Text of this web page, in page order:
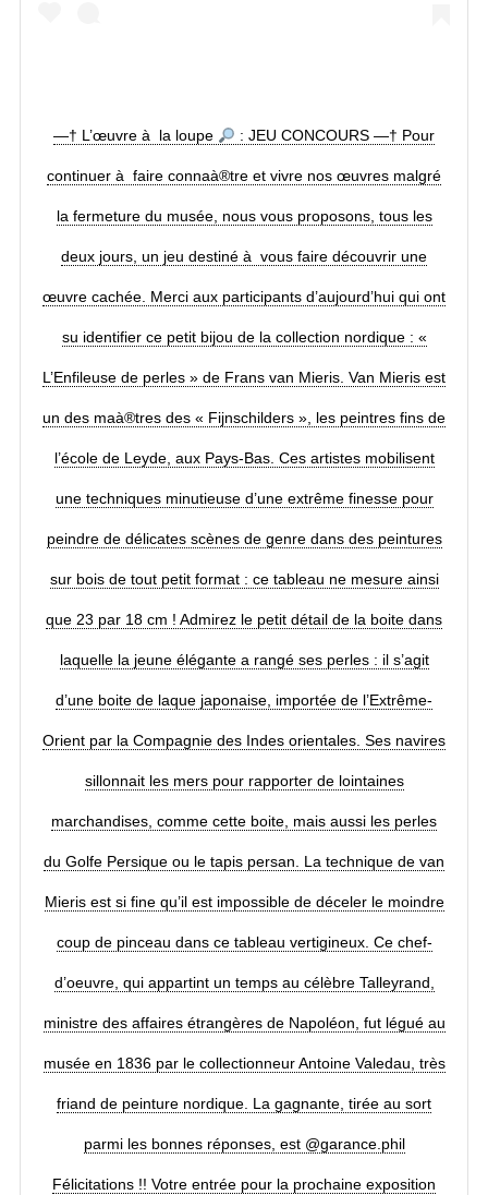
—† L’œuvre à la loupe : JEU CONCOURS —† Pour
continuer à faire connaà®tre et vivre nos œuvres malgré
la fermeture du musée, nous vous proposons, tous les
deux jours, un jeu destiné à vous faire découvrir une
œuvre cachée. Merci aux participants d’aujourd’hui qui ont
su identifier ce petit bijou de la collection nordique : «
L’Enfileuse de perles » de Frans van Mieris. Van Mieris est
un des maà®tres des « Fijnschilders », les peintres fins de
l’école de Leyde, aux Pays-Bas. Ces artistes mobilisent
une techniques minutieuse d’une extrême finesse pour
peindre de délicates scènes de genre dans des peintures
sur bois de tout petit format : ce tableau ne mesure ainsi
que 23 par 18 cm ! Admirez le petit détail de la boite dans
laquelle la jeune élégante a rangé ses perles : il s’agit
d’une boite de laque japonaise, importée de l’Extrême-
Orient par la Compagnie des Indes orientales. Ses navires
sillonnait les mers pour rapporter de lointaines
marchandises, comme cette boite, mais aussi les perles
du Golfe Persique ou le tapis persan. La technique de van
Mieris est si fine qu’il est impossible de déceler le moindre
coup de pinceau dans ce tableau vertigineux. Ce chef-
d’oeuvre, qui appartint un temps au célèbre Talleyrand,
ministre des affaires étrangères de Napoléon, fut légué au
musée en 1836 par le collectionneur Antoine Valedau, très
friand de peinture nordique. La gagnante, tirée au sort
parmi les bonnes réponses, est @garance.phil
Félicitations !! Votre entrée pour la prochaine exposition